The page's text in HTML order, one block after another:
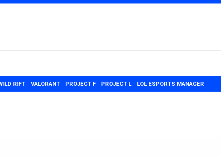
RIFT VALORANT PROJECT F PROJECT L LOL ESPORTS MANAGER